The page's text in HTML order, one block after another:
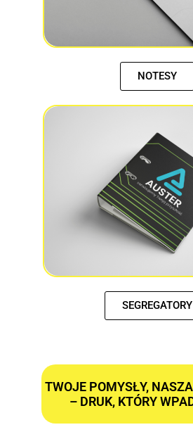
NOTESY
SEGREGATORY
TWOJE POMYSŁY,
– DRUK, KTÓRY